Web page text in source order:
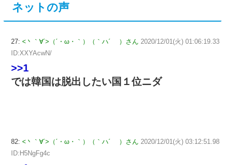
ネットの声
27: <丶｀∀´>（´・ω・｀）（｀ハ´ ）さん 2020/12/01(火) 01:06:19.33
ID:XXYAcwN/
>>1
では韓国は脱出したい国１位ニダ
82: <丶｀∀´>（´・ω・｀）（｀ハ´ ）さん 2020/12/01(火) 03:12:51.98
ID:H5NgFg4c